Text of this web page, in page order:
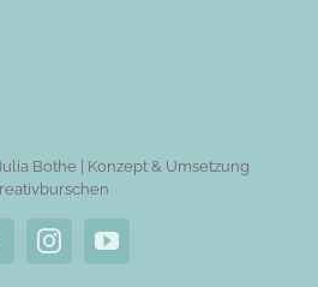
Bothe | Konzept & Umsetzung
InstagramYouTube